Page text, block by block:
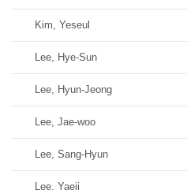
Kim, Yeseul
Lee, Hye-Sun
Lee, Hyun-Jeong
Lee, Jae-woo
Lee, Sang-Hyun
Lee, Yaeji